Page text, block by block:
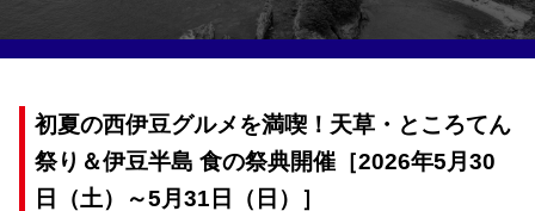
初夏の西伊豆グルメを満喫！天草・ところてん
祭り＆伊豆半島 食の祭典開催［2026年5月30
日（土）～5月31日（日）］